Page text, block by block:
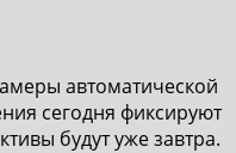
автоматической
сегодня фиксируют
будут уже завтра.